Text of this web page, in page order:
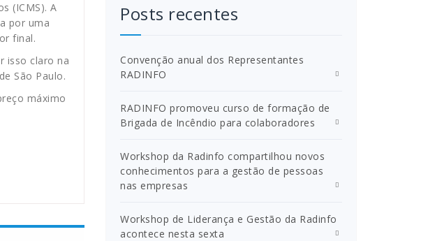
(ICMS). A
por uma
final.
isso claro na
São Paulo.
máximo
Posts recentes
Convenção anual dos Representantes
RADINFO
RADINFO promoveu curso de formação de
Brigada de Incêndio para colaboradores
Workshop da Radinfo compartilhou novos
conhecimentos para a gestão de pessoas
nas empresas
Workshop de Liderança e Gestão da Radinfo
acontece nesta sexta